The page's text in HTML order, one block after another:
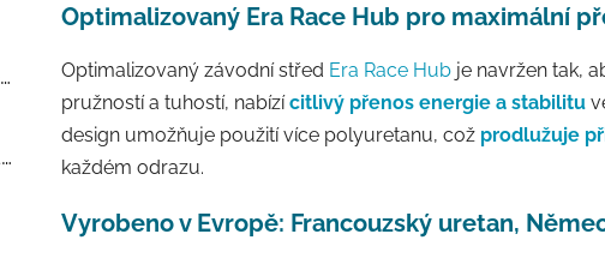
Kolečkové brusle Powerslide Zoom Baby Blue 80
Rámy Powerslide Elite Casted 3x110 Trinity 270mm
Optimalizovaný Era Race Hub pro maximální
Optimalizovaný závodní střed Era Race Hub je navržen tak,
pružností a tuhostí, nabízícitlivý přenos energie a stabilitu
design umožňuje použití více polyuretanu, což prodlužuje
každém odrazu.
Vyrobeno v Evropě: Francouzský uretan,